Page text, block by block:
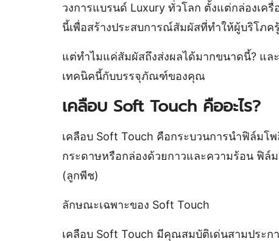
วงการแบรนด์ Luxury ทั่วโลก ตั้งแต่กล่องเค
นี้เพื่อสร้างประสบการณ์สัมผัสที่ทำให้ผู้บริโภ
แต่ทำไมแค่สัมผัสถึงส่งผลได้มากขนาดนี้? แ
เทคนิคนี้กับบรรจุภัณฑ์ของคุณ
เคลือบ Soft Touch คืออะไร?
เคลือบ Soft Touch คือกระบวนการนำฟิล์มโ
กระดาษหรือกล่องด้วยกาวและความร้อน ฟิล์
(ลูกพีช)
ลักษณะเฉพาะของ Soft Touch
เคลือบ Soft Touch มีคุณสมบัติเด่นสามประก